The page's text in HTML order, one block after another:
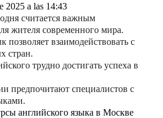
2025 a las 14:43
считается важным
жителя современного мира.
позволяет взаимодействовать с
стран.
трудно достигать успеха в
предпочитают специалистов с
английского языка в Москве